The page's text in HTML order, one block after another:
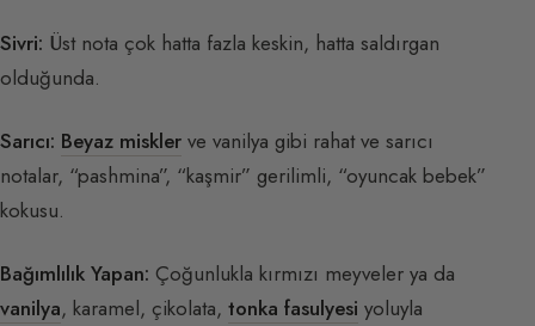
Sivri: Üst nota çok hatta fazla keskin, hatta saldırgan
olduğunda.
Sarıcı: Beyaz miskler ve vanilya gibi rahat ve sarıcı
notalar, “pashmina”, “kaşmir” gerilimli, “oyuncak bebek”
kokusu.
Bağımlılık Yapan: Çoğunlukla kırmızı meyveler ya da
vanilya, karamel, çikolata, tonka fasulyesi yoluyla